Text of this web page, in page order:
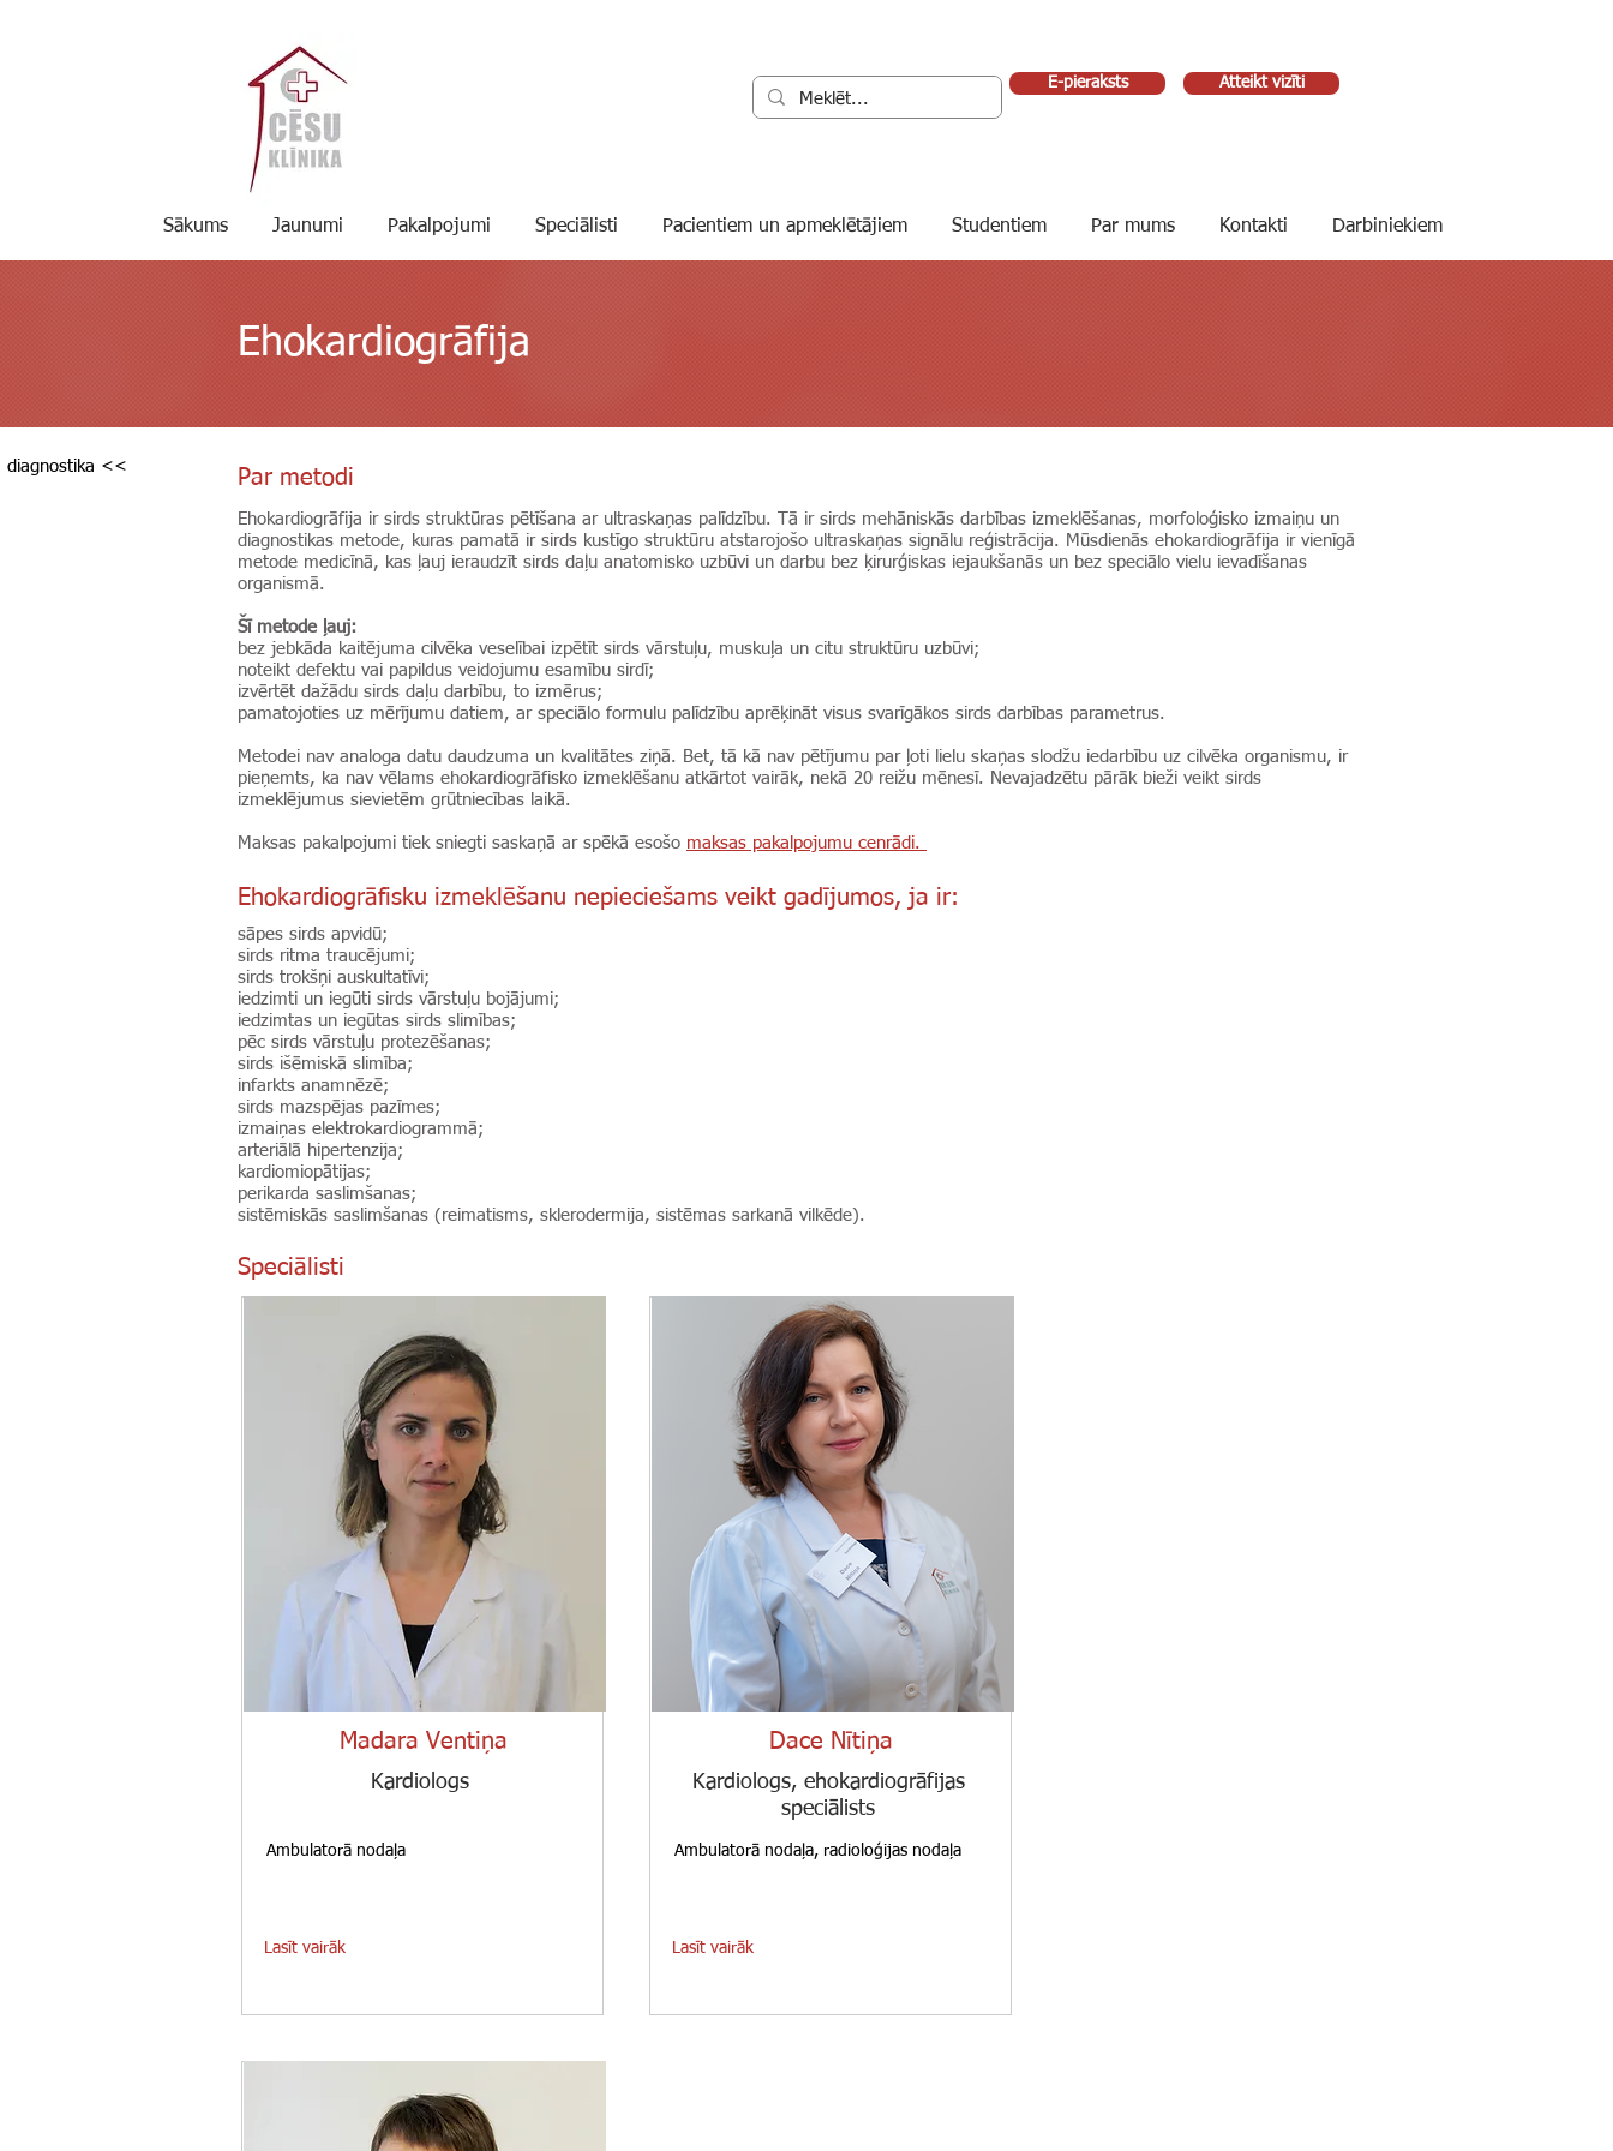
E-pieraksts Atteikt vizīti
Sākums Jaunumi Pakalpojumi Speciālisti Pacientiem un apmeklētājiem Studentiem Par mums Kontakti Darbiniekiem
Ehokardiogrāfija
diagnostika << Par metodi
Ehokardiogrāfija ir sirds struktūras pētīšana ar ultraskaņas palīdzību. Tā ir sirds mehāniskās darbības izmeklēšanas, morfoloģisko izmaiņu un
diagnostikas metode, kuras pamatā ir sirds kustīgo struktūru atstarojošo ultraskaņas signālu reģistrācija. Mūsdienās ehokardiogrāfija ir vienīgā
metode medicīnā, kas ļauj ieraudzīt sirds daļu anatomisko uzbūvi un darbu bez ķirurģiskas iejaukšanās un bez speciālo vielu ievadīšanas
organismā.
Šī metode ļauj:
bez jebkāda kaitējuma cilvēka veselībai izpētīt sirds vārstuļu, muskuļa un citu struktūru uzbūvi;
noteikt defektu vai papildus veidojumu esamību sirdī;
izvērtēt dažādu sirds daļu darbību, to izmērus;
pamatojoties uz mērījumu datiem, ar speciālo formulu palīdzību aprēķināt visus svarīgākos sirds darbības parametrus.
Metodei nav analoga datu daudzuma un kvalitātes ziņā. Bet, tā kā nav pētījumu par ļoti lielu skaņas slodžu iedarbību uz cilvēka organismu, ir
pieņemts, ka nav vēlams ehokardiogrāfisko izmeklēšanu atkārtot vairāk, nekā 20 reižu mēnesī. Nevajadzētu pārāk bieži veikt sirds
izmeklējumus sievietēm grūtniecības laikā.
Maksas pakalpojumi tiek sniegti saskaņā ar spēkā esošo maksas pakalpojumu cenrādi.
Ehokardiogrāfisku izmeklēšanu nepieciešams veikt gadījumos, ja ir:
sāpes sirds apvidū;
sirds ritma traucējumi;
sirds trokšņi auskultatīvi;
iedzimti un iegūti sirds vārstuļu bojājumi;
iedzimtas un iegūtas sirds slimības;
pēc sirds vārstuļu protezēšanas;
sirds išēmiskā slimība;
infarkts anamnēzē;
sirds mazspējas pazīmes;
izmaiņas elektrokardiogrammā;
arteriālā hipertenzija;
kardiomiopātijas;
perikarda saslimšanas;
sistēmiskās saslimšanas (reimatisms, sklerodermija, sistēmas sarkanā vilkēde).
Speciālisti
Madara Ventiņa
Kardiologs
Ambulatorā nodaļa
Lasīt vairāk
Dace Nītiņa
Kardiologs, ehokardiogrāfijas
speciālists
Ambulatorā nodaļa, radioloģijas nodaļa
Lasīt vairāk